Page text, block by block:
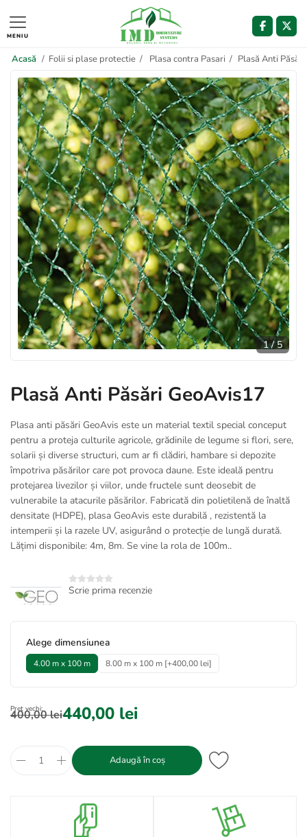
MENIU
Acasă / Folii si plase protectie / Plasa contra Pasari / Plasă Anti
1/5
Plasă Anti Păsări GeoAvis17
Plasa anti păsări GeoAvis este un material textil special conceput
pentru a proteja culturile agricole, grădinile de legume si flori, sere,
solarii și diverse structuri, cum ar fi clădiri, hambare si depozite
împotriva păsărilor care pot provoca daune. Este ideală pentru
protejarea livezilor și viilor, unde fructele sunt deosebit de
vulnerabile la atacurile păsărilor. Fabricată din polietilenă de înaltă
densitate (HDPE), plasa GeoAvis este durabilă , rezistentă la
intemperii și la razele UV, asigurând o protecție de lungă durată.
Lățimi disponibile: 4m, 8m. Se vine la rola de 100m..
Scrie prima recenzie
Alege dimensiunea
4.00 m x 100 m 8.00 m x 100 m [+400,00 lei]
Preț vechi:
400,00 lei440,00 lei
Adaugă în coș